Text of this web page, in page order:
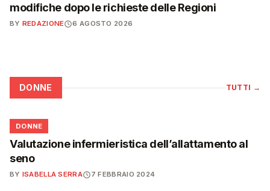
modifiche dopo le richieste delle Regioni
BY REDAZIONE 6 AGOSTO 2026
DONNE TUTTI →
🌸
DONNE
Valutazione infermieristica dell’allattamento al
seno
BY ISABELLA SERRA 7 FEBBRAIO 2024